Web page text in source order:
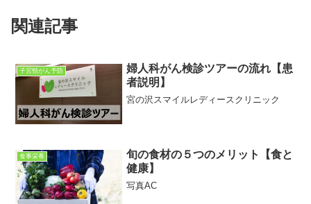
関連記事
子宮頸がん予防
婦人科がん検診ツアーの流れ【患
者説明】
宮の沢スマイルレディースクリニック
食事栄養
旬の食材の５つのメリット【食と
健康】
写真AC